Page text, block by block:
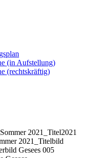
(in Aufstellung)
(rechtskräftig)